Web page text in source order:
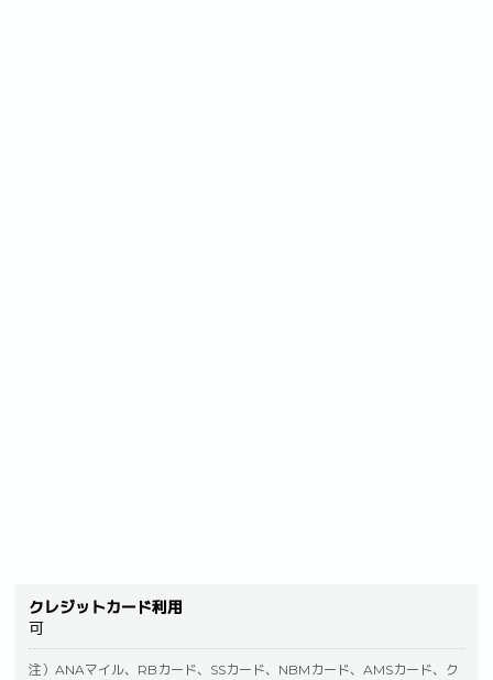
クレジットカード利用
可
注）ANAマイル、RBカード、SSカード、NBMカード、AMSカード、ク